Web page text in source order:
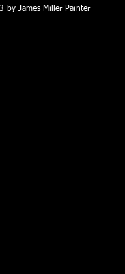
by James Miller Painter​